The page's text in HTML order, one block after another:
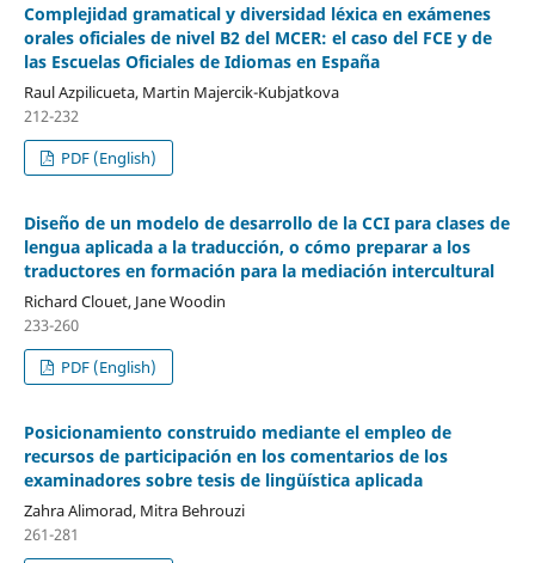
Complejidad gramatical y diversidad léxica en exámenes
orales oficiales de nivel B2 del MCER: el caso del FCE y de
las Escuelas Oficiales de Idiomas en España
Raul Azpilicueta, Martin Majercik-Kubjatkova
212-232
PDF (English)
Diseño de un modelo de desarrollo de la CCI para clases de
lengua aplicada a la traducción, o cómo preparar a los
traductores en formación para la mediación intercultural
Richard Clouet, Jane Woodin
233-260
PDF (English)
Posicionamiento construido mediante el empleo de
recursos de participación en los comentarios de los
examinadores sobre tesis de lingüística aplicada
Zahra Alimorad, Mitra Behrouzi
261-281